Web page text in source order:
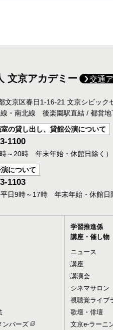
文京アカデミー 交通
文京区春日1-16-21 文京シビック
線・南北線 後楽園駅直結 / 都営
の貸し出し、貸館公演について
1100
時～20時 年末年始・休館日除く）
について
1103
平日9時～17時 年末年始・休館日
ンバーズ
学習推進係
講座・催し物
ニュース
講座
講演会
シネマサロン
視聴覚ライブ
歌壇・俳壇
文京e-ラーニ